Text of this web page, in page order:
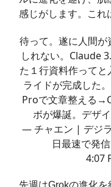
感じがします。これ
待って。遂に人間
しれない。Claude
た１行資料作って
ライドが完成した
Proで文章整える
ボが爆誕。デザ
— チャエン | デジ
日最速で発
4:07